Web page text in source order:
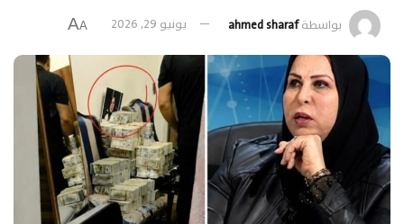
بواسطةahmed sharaf يونيو 29, 2026 A
A